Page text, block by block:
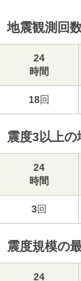
地震観測回
24
時間
18回
震度3以上
24
時間
3回
震度規模の
24